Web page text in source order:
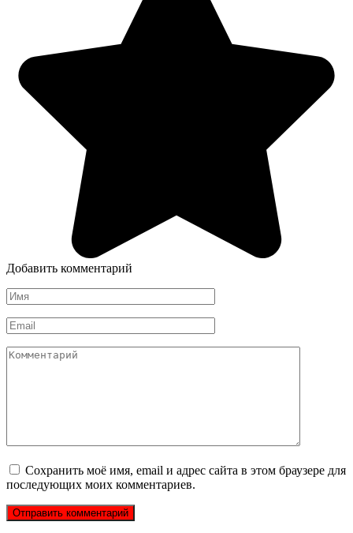
Добавить комментарий
Имя
*
Email
*
Комментарий
Сохранить моё имя, email и адрес сайта в этом браузере для
последующих моих комментариев.